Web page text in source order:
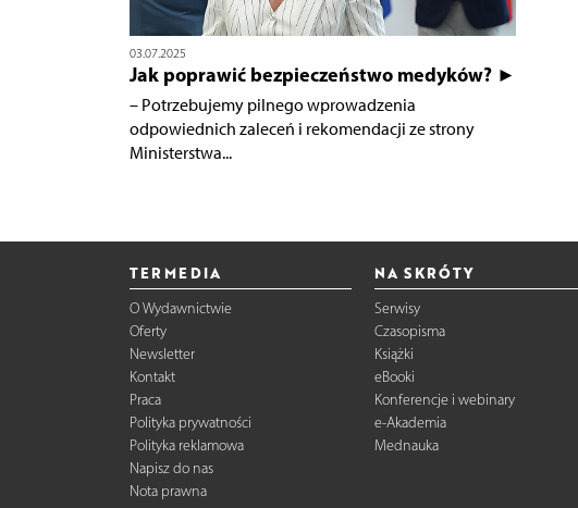
03.07.2025
Jak poprawić bezpieczeństwo medyków? ►
– Potrzebujemy pilnego wprowadzenia
odpowiednich zaleceń i rekomendacji ze strony
Ministerstwa...
TERMEDIA
O Wydawnictwie
Oferty
Newsletter
Kontakt
Praca
Polityka prywatności
Polityka reklamowa
Napisz do nas
Nota prawna
NA SKRÓTY
Serwisy
Czasopisma
Książki
eBooki
Konferencje i webinary
e-Akademia
Mednauka